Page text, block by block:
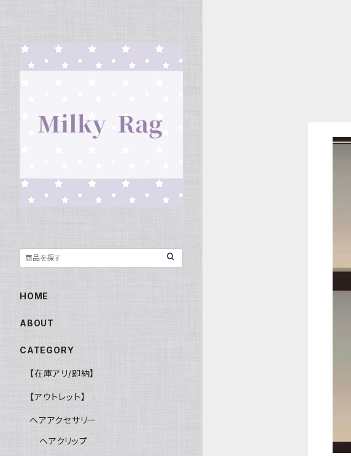
HOME
ABOUT
CATEGORY
【在庫アリ/即納】
【アウトレット】
ヘアアクセサリー
ヘアクリップ